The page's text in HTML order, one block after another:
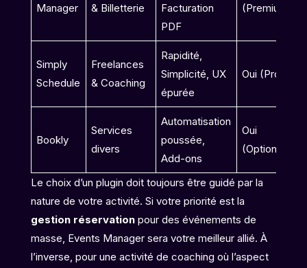
Manager
& Billetterie
Facturation
PDF
(Premium)
Simply
Schedule
Freelances
& Coaching
Rapidité,
Simplicité, UX
épurée
Oui (Pro)
Bookly
Services
divers
Automatisation
poussée,
Add-ons
Oui
(Optionnel)
Le choix d’un plugin doit toujours être guidé par la
nature de votre activité. Si votre priorité est la
gestion réservationpour des événements de
masse, Events Manager sera votre meilleur allié. À
l’inverse, pour une activité de coaching où l’aspect